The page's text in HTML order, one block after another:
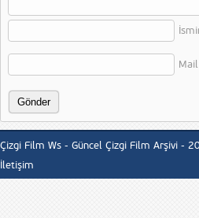
Çizgi Film Ws - Güncel Çizgi Film Arşivi -
İletişim